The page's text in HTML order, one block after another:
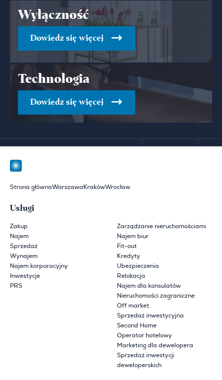
Wyłączność
Dowiedz się więcej
Technologia
Dowiedz się więcej
Strona głównaWarszawa KrakówWrocław
Usługi
Zakup
Najem
Sprzedaż
Wynajem
Najem korporacyjny
Inwestycje
PRS
Zarządzanie nieruchomościami
Najem biur
Fit-out
Kredyty
Ubezpieczenia
Relokacja
Najem dla konsulatów
Nieruchomości zagraniczne
Off market
Sprzedaż inwestycyjna
Second Home
Operator hotelowy
Marketing dla dewelopera
Sprzedaż inwestycji
deweloperskich